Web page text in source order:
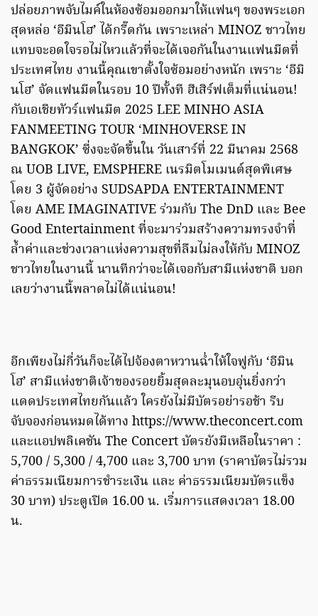
ปล่อยภาพจับไมค์ในห้องซ้อมออกมาให้แฟนๆ ของพระเอก
สุดหล่อ ‘อีมินโฮ’ ได้กรี๊ดกัน เพราะเหล่า MINOZ ชาวไทย
แทบจะอดใจรอไม่ไหวแล้วที่จะได้เจอกันในงานแฟนมีตที่
ประเทศไทย งานนี้คุณเขาตั้งใจซ้อมอย่างหนัก เพราะ ‘อีมิ
นโฮ’ จัดแฟนมีตในรอบ 10 ปีทั้งที ฮีเสิร์ฟเต็มที่แน่นอน!
กับเอเชียทัวร์แฟนมีต 2025 LEE MINHO ASIA
FANMEETING TOUR ‘MINHOVERSE IN
BANGKOK’ ซี่งจะจัดขึ้นใน วันเสาร์ที่ 22 มีนาคม 2568
ณ UOB LIVE, EMSPHERE เนรมิตโมเมนต์สุดพิเศษ
โดย 3 ผู้จัดอย่าง SUDSAPDA ENTERTAINMENT
โดย AME IMAGINATIVE ร่วมกับ The DnD และ Bee
Good Entertainment ที่จะมาร่วมสร้างความทรงจำที่
ล้ำค่าและช่วงเวลาแห่งความสุขที่ลืมไม่ลงให้กับ MINOZ
ชาวไทยในงานนี้ นานทีกว่าจะได้เจอกับสามีแห่งชาติ บอก
เลยว่างานนี้พลาดไม่ได้แน่นอน!
อีกเพียงไม่กี่วันก็จะได้ไปจ้องตาหวานฉ่ำให้ใจฟูกับ ‘อีมิน
โฮ’ สามีแห่งชาติเจ้าของรอยยิ้มสุดละมุนอบอุ่นยิ่งกว่า
แดดประเทศไทยกันแล้ว ใครยังไม่มีบัตรอย่ารอช้า รีบ
จับจองก่อนหมดได้ทาง https://www.theconcert.com
และแอปพลิเคชัน The Concert บัตรยังมีเหลือในราคา :
5,700 / 5,300 / 4,700 และ 3,700 บาท (ราคาบัตรไม่รวม
ค่าธรรมเนียมการชำระเงิน และ ค่าธรรมเนียมบัตรแข็ง
30 บาท) ประตูเปิด 16.00 น. เริ่มการแสดงเวลา 18.00
น.